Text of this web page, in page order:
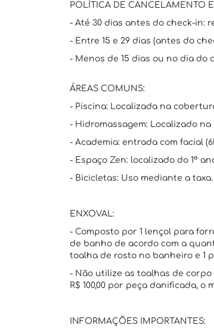
POLÍTICA DE CANCELAMENTO
- Até 30 dias antes do check-in:
- Entre 15 e 29 dias (antes do
- Menos de 15 dias ou no dia do
ÁREAS COMUNS:
- Piscina: Localizada na
- Hidromassagem: Localizado
- Academia: entrada com facial
- Espaço Zen: localizado do 1º
- Bicicletas: Uso mediante a
ENXOVAL:
- Composto por 1 lençol para
de banho de acordo com a
toalha de rosto no banheiro e 1
- Não utilize as toalhas de
R$ 100,00 por peça danificada,
INFORMAÇÕES IMPORTANTES: